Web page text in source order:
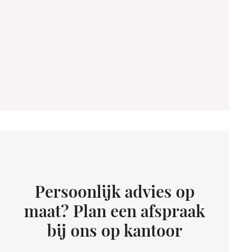
Persoonlijk advies op
maat? Plan een afspraak
bij ons op kantoor